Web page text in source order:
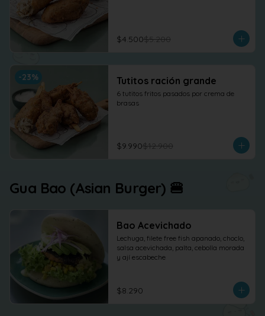
$4.500$5.200
-23% Tutitos ración grande
6 tutitos fritos pasados por crema de
brasas
$9.990$12.900
Gua Bao (Asian Burger) 🍔
Bao Acevichado
Lechuga, filete free fish apanado, choclo,
salsa acevichada, palta, cebolla morada
y ají escabeche
$8.290